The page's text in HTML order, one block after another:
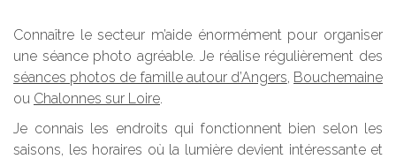
Connaître le secteur m’aide énormément pour organiser
une séance photo agréable. Je réalise régulièrement des
séances photos de famille autour d’Angers Bouchemaine
ou Chalonnes sur Loire
Je connais les endroits qui fonctionnent bien selon les
saisons, les horaires où la lumière devient intéressante et